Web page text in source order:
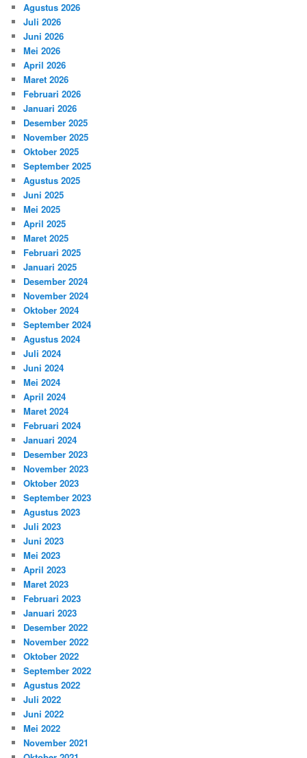
Agustus 2026
Juli 2026
Juni 2026
Mei 2026
April 2026
Maret 2026
Februari 2026
Januari 2026
Desember 2025
November 2025
Oktober 2025
September 2025
Agustus 2025
Juni 2025
Mei 2025
April 2025
Maret 2025
Februari 2025
Januari 2025
Desember 2024
November 2024
Oktober 2024
September 2024
Agustus 2024
Juli 2024
Juni 2024
Mei 2024
April 2024
Maret 2024
Februari 2024
Januari 2024
Desember 2023
November 2023
Oktober 2023
September 2023
Agustus 2023
Juli 2023
Juni 2023
Mei 2023
April 2023
Maret 2023
Februari 2023
Januari 2023
Desember 2022
November 2022
Oktober 2022
September 2022
Agustus 2022
Juli 2022
Juni 2022
Mei 2022
November 2021